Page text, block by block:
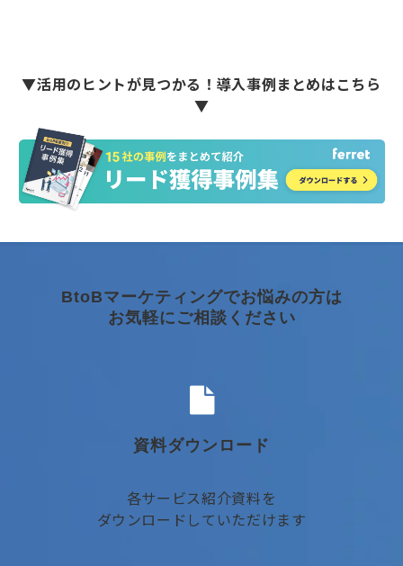
▼活用のヒントが見つかる！導入事例まとめはこちら
▼
BtoBマーケティングでお悩みの方は
お気軽にご相談ください
資料ダウンロード
各サービス紹介資料を
ダウンロードしていただけます